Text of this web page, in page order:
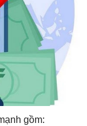
gồm: